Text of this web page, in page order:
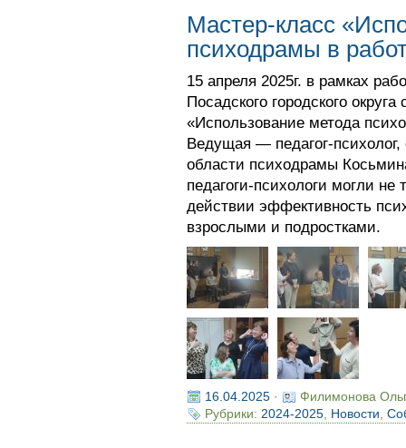
Мастер-класс
психодрамы в
15 апреля 2025г. в рамках
Посадского городского
«Использование метода
Ведущая — педагог-
области психодрамы
педагоги-психологи могли не
действии эффективность
взрослыми и подростками.
16.04.2025·
Филимонова
Рубрики: 2024-2025, Новости